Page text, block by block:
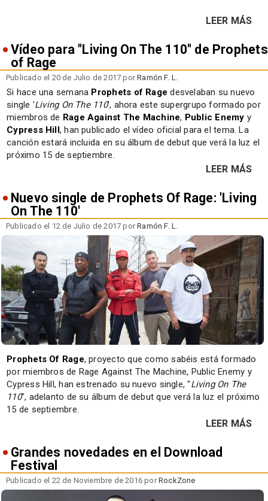
LEER MÁS
Vídeo para "Living On The 110" de Prophets
of Rage
Publicado el 20 de Julio de 2017 porRamón F. L.
Si hace una semana Prophets of Rage desvelaban su nuevo
single 'Living On The 110', ahora este supergrupo formado por
miembros de Rage Against The Machine, Public Enemy y
Cypress Hill , han publicado el vídeo oficial para el tema. La
canción estará incluida en su álbum de debut que verá la luz el
próximo 15 de septiembre.
LEER MÁS
Nuevo single de Prophets Of Rage: 'Living
On The 110'
Publicado el 12 de Julio de 2017 porRamón F. L.
Prophets Of Rage, proyecto que como sabéis está formado
por miembros de Rage Against The Machine, Public Enemy y
Cypress Hill, han estrenado su nuevo single, "Living On The
110", adelanto de su álbum de debut que verá la luz el próximo
15 de septiembre.
LEER MÁS
Grandes novedades en el Download
Festival
Publicado el 22 de Noviembre de 2016 porRockZone